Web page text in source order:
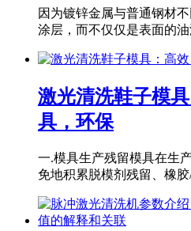
因为镀锌金属与普通钢材
涂层，而不仅仅是表面的
激光清洗鞋子模
具，环保
一.模具生产残留模具在生
免地积累脱模剂残留、橡胶